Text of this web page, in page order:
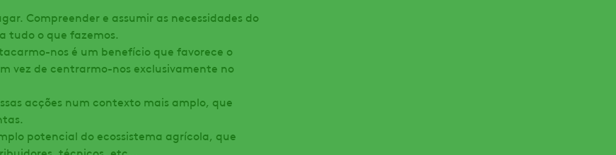
Compreender e assumir as necessidades do
tudo o que fazemos.
nos é um benefício que favorece o
vez de centrarmo-nos exclusivamente no
acções num contexto mais amplo, que
potencial do ecossistema agrícola, que